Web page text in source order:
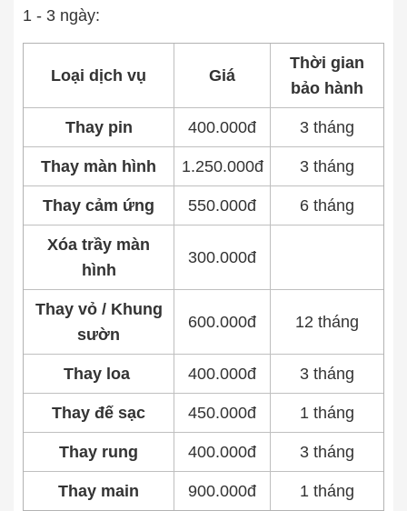
Thay pin
Pin Realme
Thay vỏ
Vỏ iPhone Vỏ Xiaomi Vỏ Oppo
Vỏ Huawei Vỏ Vivo
1 - 3 ngày:
Loại dịch vụ Giá
Thời gian
bảo hành
Thay pin 400.000đ 3 tháng
Thay màn hình 1.250.000đ 3 tháng
Thay cảm ứng 550.000đ 6 tháng
Xóa trầy màn
hình
300.000đ
Thay vỏ / Khung
sườn
600.000đ 12 tháng
Thay loa 400.000đ 3 tháng
Thay đế sạc 450.000đ 1 tháng
Thay rung 400.000đ 3 tháng
Thay main 900.000đ 1 tháng